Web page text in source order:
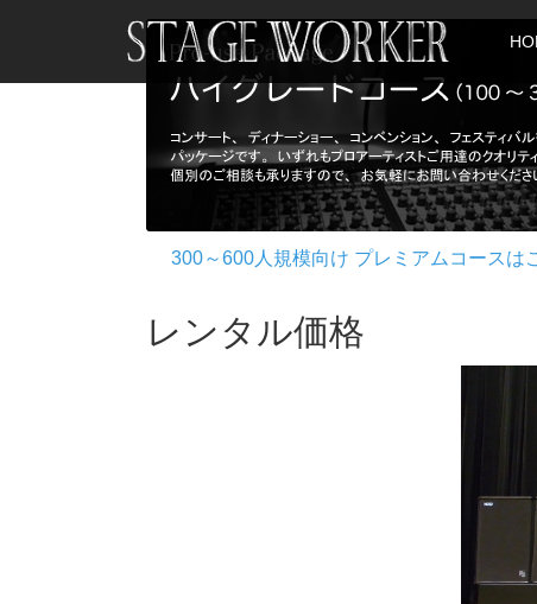
300～600人規模向け プレミアムコースは
レンタル価格